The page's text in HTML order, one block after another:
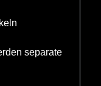
separate